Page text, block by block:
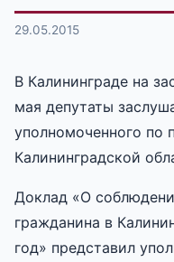
29.05.2015
В Калининграде на
мая депутаты
уполномоченного по
Калининградской
Доклад «О
гражданина в
год» представил